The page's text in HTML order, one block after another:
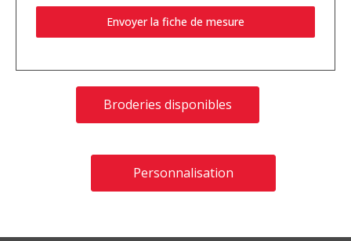
Envoyer la fiche de mesure
Broderies disponibles
Personnalisation